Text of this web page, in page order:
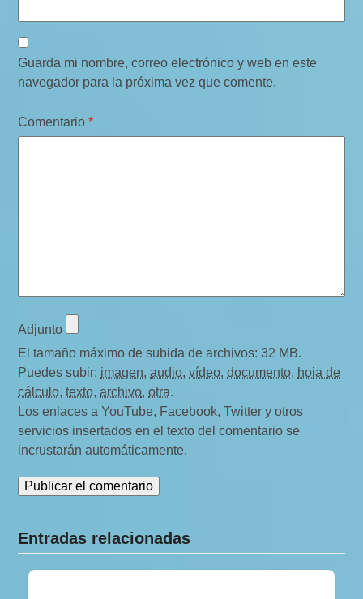
c
o
m
n
Guarda mi nombre, correo electrónico y web en este
navegador para la próxima vez que comente.
Comentario*
Adjunto
El tamaño máximo de subida de archivos: 32 MB.
Puedes subir: imagen,audio,vídeo,documento, hoja de
cálculo,texto,archivo,otra.
Los enlaces a YouTube, Facebook, Twitter y otros
servicios insertados en el texto del comentario se
incrustarán automáticamente.
Entradas relacionadas